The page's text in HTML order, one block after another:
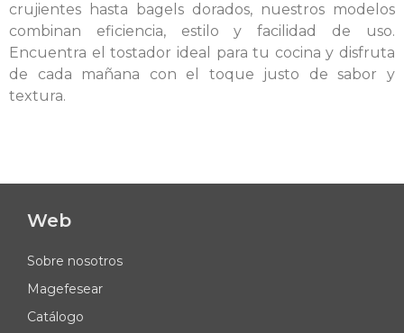
crujientes hasta bagels dorados, nuestros modelos
combinan eficiencia, estilo y facilidad de uso.
Encuentra el tostador ideal para tu cocina y disfruta
de cada mañana con el toque justo de sabor y
textura.
Web
Sobre nosotros
Magefesear
Catálogo